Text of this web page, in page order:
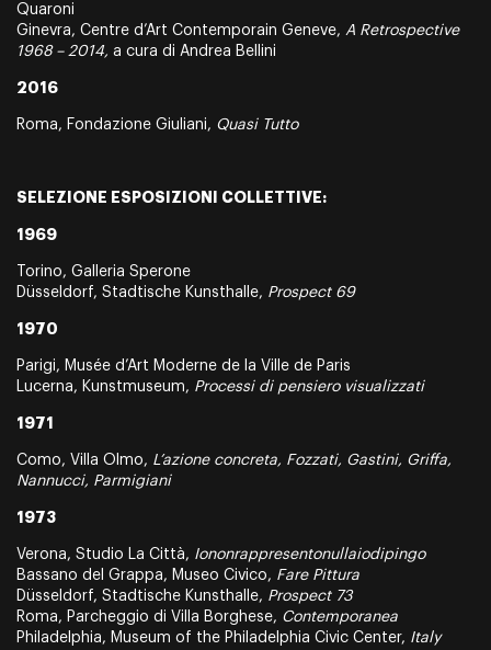
Quaroni
Ginevra, Centre d’Art Contemporain Geneve, A Retrospective
1968 – 2014, a cura di Andrea Bellini
2016
Roma, Fondazione Giuliani, Quasi Tutto
SELEZIONE ESPOSIZIONI COLLETTIVE:
1969
Torino, Galleria Sperone
Düsseldorf, Stadtische Kunsthalle, Prospect 69
1970
Parigi, Musée d’Art Moderne de la Ville de Paris
Lucerna, Kunstmuseum, Processi di pensiero visualizzati
1971
Como, Villa Olmo, L’azione concreta, Fozzati, Gastini, Griffa,
Nannucci, Parmigiani
1973
Verona, Studio La Città, Iononrappresentonullaiodipingo
Bassano del Grappa, Museo Civico, Fare Pittura
Düsseldorf, Stadtische Kunsthalle, Prospect 73
Roma, Parcheggio di Villa Borghese, Contemporanea
Philadelphia, Museum of the Philadelphia Civic Center, Italy